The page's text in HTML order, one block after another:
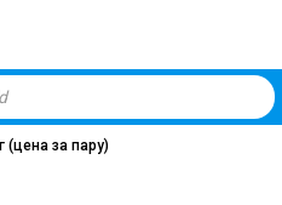
(цена за пару)